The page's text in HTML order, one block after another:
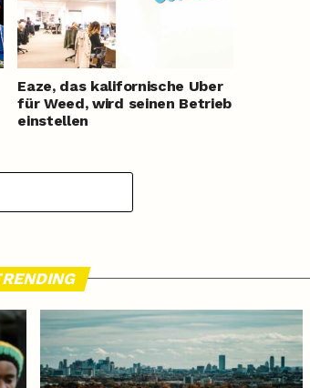
Eaze, das kalifornische Uber
für Weed, wird seinen Betrieb
einstellen